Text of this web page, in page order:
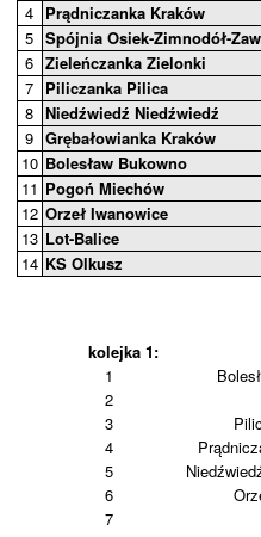
4 Prądniczanka Kraków
5 Spójnia Osiek-Zimnodół-
6 Zieleńczanka Zielonki
7 Piliczanka Pilica
8 Niedźwiedź Niedźwiedź
9 Grębałowianka Kraków
10 Bolesław Bukowno
11 Pogoń Miechów
12 Orzeł Iwanowice
13 Lot-Balice
14 KS Olkusz
kolejka 1:
1
2
3
4
5
6
7